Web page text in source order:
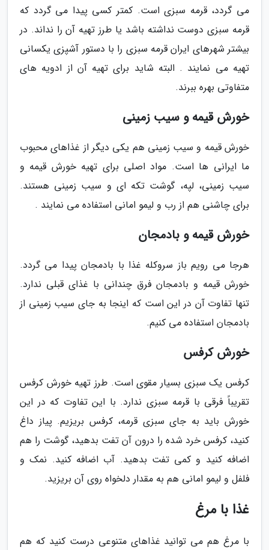
می گردد، قرمه سبزی است. کمتر کسی پیدا می گردد که
قرمه سبزی دوست نداشته باشد یا طرز تهیه آن را نداند. در
بیشتر شهرهای ایران قرمه سبزی را با دستور آشپزی یکسانی
تهیه می نمایند . البته شاید برای تهیه آن از ادویه های
متفاوتی بهره ببرند.
خورش قیمه و سیب زمینی
خورش قیمه و سیب زمینی هم یکی دیگر از غذاهای محبوب
ما ایرانی ها است. مواد اصلی برای تهیه خورش قیمه و
سیب زمینی، لپه، گوشت تکه ای و سیب زمینی هستند.
برای چاشنی هم از رب و لیمو امانی استفاده می نمایند .
خورش قیمه و بادمجان
هرجا می رویم باز سروکله غذا با بادمجان پیدا می گردد.
خورش قیمه و بادمجان فرق چندانی با غذای قبلی ندارد.
تنها تفاوت آن در این است که اینجا به جای سیب زمینی از
بادمجان استفاده می کنیم.
خورش کرفس
کرفس یک سبزی بسیار مقوی است. طرز تهیه خورش کرفس
تقریباً فرقی با قرمه سبزی ندارد. با این تفاوت که در این
خورش باید به جای سبزی قرمه، کرفس بریزیم. پیاز داغ
کنید، کرفس خرد شده را درون آن تفت بدهید، گوشت را هم
اضافه کنید و کمی تفت بدهید. آب اضافه کنید. نمک و
فلفل و لیمو امانی هم به مقدار دلخواه روی آن بریزید.
غذا با مرغ
با مرغ هم می توانید غذاهای متنوعی درست کنید که هم